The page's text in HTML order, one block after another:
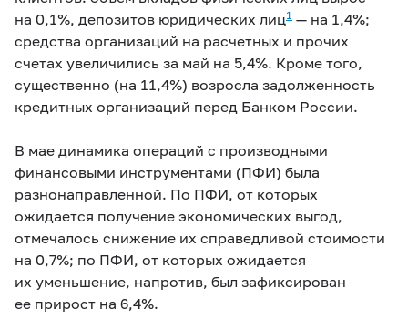
на 0,1%, депозитов юридических лиц1 — на 1,4%;
средства организаций на расчетных и прочих
счетах увеличились за май на 5,4%. Кроме того,
существенно (на 11,4%) возросла задолженность
кредитных организаций перед Банком России.
В мае динамика операций с производными
финансовыми инструментами (ПФИ) была
разнонаправленной. По ПФИ, от которых
ожидается получение экономических выгод,
отмечалось снижение их справедливой стоимости
на 0,7%; по ПФИ, от которых ожидается
их уменьшение, напротив, был зафиксирован
ее прирост на 6,4%.